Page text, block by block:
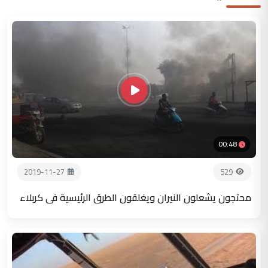
00:48
529
2019-11-27
محتجون يشعلون النيران ويغلقون الطرق الرئيسية في كربلاء